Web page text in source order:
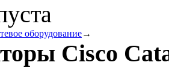
оборудование→
Cisco